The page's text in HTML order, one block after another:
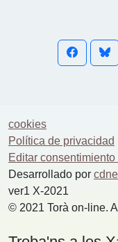
cookies
Política de privacidad
Editar
Desarrollado por
ver1 X-2021
© 2021 Torà on-line.